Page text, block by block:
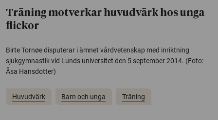
Träning motverkar huvudvärk hos unga
flickor
Birte Tornøe disputerar i ämnet vårdvetenskap med inriktning
sjukgymnastik vid Lunds universitet den 5 september 2014. (Foto:
Åsa Hansdotter)
Huvudvärk Barn och unga Träning